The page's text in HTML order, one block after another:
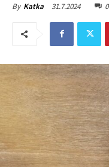
By Katka 31.7.2024 0